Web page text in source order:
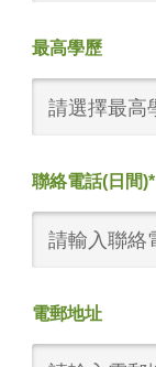
最高學歷
請選擇最高
聯絡電話(日間)*
電郵地址